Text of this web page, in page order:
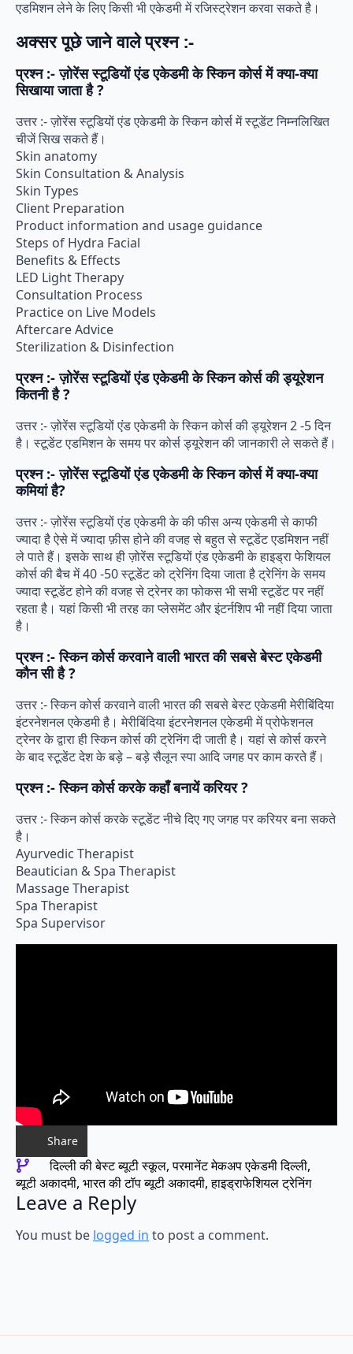
एडमिशन लेने के लिए किसी भी एकेडमी में रजिस्ट्रेशन करवा सकते है।
अक्सर पूछे जाने वाले प्रश्न :-
प्रश्न :- ज़ोरेंस स्टूडियों एंड एकेडमी के स्किन कोर्स में क्या-क्या
सिखाया जाता है ?
उत्तर :- ज़ोरेंस स्टूडियों एंड एकेडमी के स्किन कोर्स में स्टूडेंट निम्नलिखित
चीजें सिख सकते हैं।
Skin anatomy
Skin Consultation & Analysis
Skin Types
Client Preparation
Product information and usage guidance
Steps of Hydra Facial
Benefits & Effects
LED Light Therapy
Consultation Process
Practice on Live Models
Aftercare Advice
Sterilization & Disinfection
प्रश्न :- ज़ोरेंस स्टूडियों एंड एकेडमी के स्किन कोर्स की ड्यूरेशन
कितनी है ?
उत्तर :- ज़ोरेंस स्टूडियों एंड एकेडमी के स्किन कोर्स की ड्यूरेशन 2 -5 दिन
है। स्टूडेंट एडमिशन के समय पर कोर्स ड्यूरेशन की जानकारी ले सकते हैं।
प्रश्न :- ज़ोरेंस स्टूडियों एंड एकेडमी के स्किन कोर्स में क्या-क्या
कमियां है?
उत्तर :- ज़ोरेंस स्टूडियों एंड एकेडमी के की फीस अन्य एकेडमी से काफी
ज्यादा है ऐसे में ज्यादा फ़ीस होने की वजह से बहुत से स्टूडेंट एडमिशन नहीं
ले पाते हैं। इसके साथ ही ज़ोरेंस स्टूडियों एंड एकेडमी के हाइड्रा फेशियल
कोर्स की बैच में 40 -50 स्टूडेंट को ट्रेनिंग दिया जाता है ट्रेनिंग के समय
ज्यादा स्टूडेंट होने की वजह से ट्रेनर का फोकस भी सभी स्टूडेंट पर नहीं
रहता है। यहां किसी भी तरह का प्लेसमेंट और इंटर्नशिप भी नहीं दिया जाता
है।
प्रश्न :- स्किन कोर्स करवाने वाली भारत की सबसे बेस्ट एकेडमी
कौन सी है ?
उत्तर :- स्किन कोर्स करवाने वाली भारत की सबसे बेस्ट एकेडमी मेरीबिंदिया
इंटरनेशनल एकेडमी है। मेरीबिंदिया इंटरनेशनल एकेडमी में प्रोफेशनल
ट्रेनर के द्वारा ही स्किन कोर्स की ट्रेनिंग दी जाती है। यहां से कोर्स करने
के बाद स्टूडेंट देश के बड़े – बड़े सैलून स्पा आदि जगह पर काम करते हैं।
प्रश्न :- स्किन कोर्स करके कहाँ बनायें करियर ?
उत्तर :- स्किन कोर्स करके स्टूडेंट नीचे दिए गए जगह पर करियर बना सकते
है।
Ayurvedic Therapist
Beautician & Spa Therapist
Massage Therapist
Spa Therapist
Spa Supervisor
Share
दिल्ली की बेस्ट ब्यूटी स्कूल परमानेंट मेकअप एकेडमी दिल्ली
ब्यूटी अकादमी भारत की टॉप ब्यूटी अकादमी हाइड्राफेशियल ट्रेनिंग
Leave a Reply
You must be logged in to post a comment.